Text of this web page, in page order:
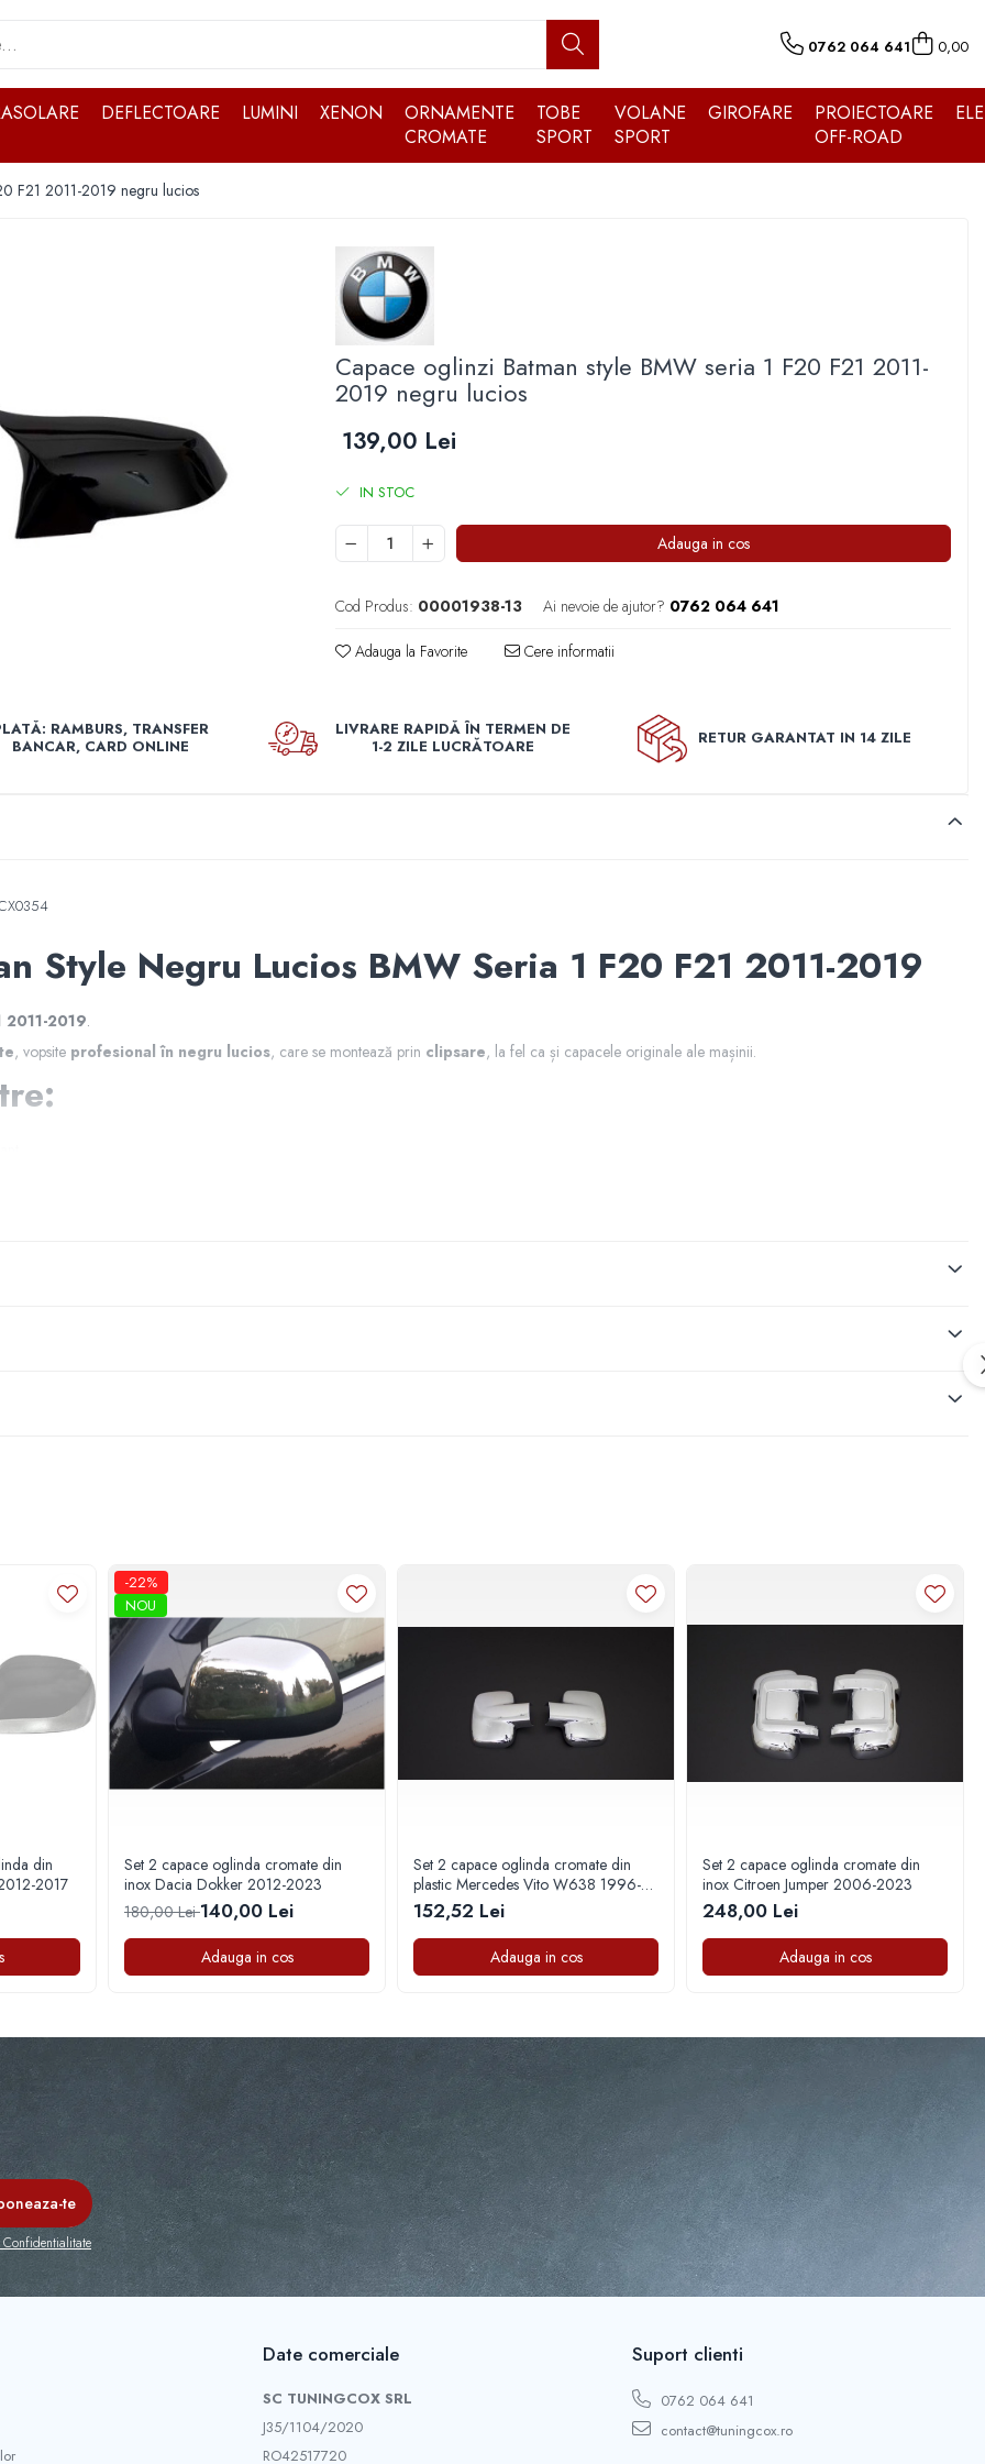
0762 064 641 0,00
DEFLECTOARE LUMINI XENON
ORNAMENTE
CROMATE
TOBE
SPORT
VOLANE
SPORT
GIROFARE
PROIECTOARE
OFF-ROAD
F21 2011-2019 negru lucios
Capace oglinzi Batman style BMW seria 1 F20 F21 2011-
2019 negru lucios
139,00 Lei
IN STOC
Adauga in cos
Cod Produs: 00001938-13 Ai nevoie de ajutor? 0762 064 641
Adauga la Favorite Cere informatii
RAMBURS, TRANSFER
BANCAR, CARD ONLINE
LIVRARE RAPIDĂ ÎN TERMEN DE
1-2 ZILE LUCRĂTOARE
RETUR GARANTAT IN 14 ZILE
Style Negru Lucios BMW Seria 1 F20 F21 2011-2019
2011-2019.
, vopsite profesional în negru lucios, care se montează prin clipsare, la fel ca și capacele originale ale mașinii.
din
2017
-22%
NOU
Set 2 capace oglinda cromate din
inox Dacia Dokker 2012-2023
180,00 Lei140,00 Lei
Adauga in cos
Set 2 capace oglinda cromate din
plastic Mercedes Vito W638 1996-
2003
152,52 Lei
Adauga in cos
Set 2 capace oglinda cromate din
inox Citroen Jumper 2006-2023
248,00 Lei
Adauga in cos
Date comerciale
SC TUNINGCOX SRL
J35/1104/2020
RO42517720
Suport clienti
0762 064 641
contact@tuningcox.ro